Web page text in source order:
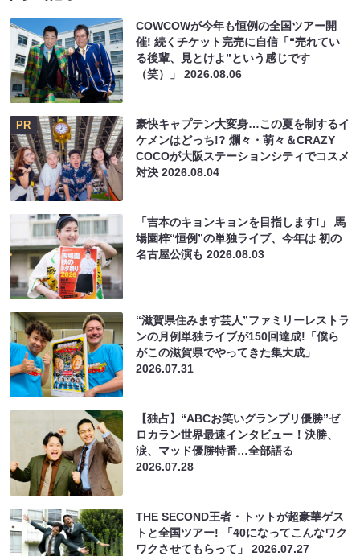
COWCOWが今年も恒例の全国ツアー開
催! 続くチケット完売に自信「“売れてい
る後輩、見とけよ”という感じです
（笑）」2026.08.06
PR
豪快キャプテン大変身…この夏を制するイ
ケメンはどっち!? 爛々・萌々＆CRAZY
COCOが大阪ステーションシティでコスメ
対決2026.08.04
「吉本のキョンキョンを目指します!」 馬
場園梓“恒例”の単独ライブ、今年は 初の
名古屋公演も2026.08.03
“滋賀県住みます芸人”ファミリーレストラ
ンの月例単独ライブが150回達成!「僕ら
がこの滋賀県でやってきた集大成」
2026.07.31
【独占】“ABCお笑いグランプリ優勝”ゼ
ロカラン世界最速インタビュー！決勝、
涙、マッド優勝特番…全部語る
2026.07.28
THE SECOND王者・トットが超豪華ゲス
トと全国ツアー! 「40になってこんなワク
ワクさせてもらって」2026.07.27